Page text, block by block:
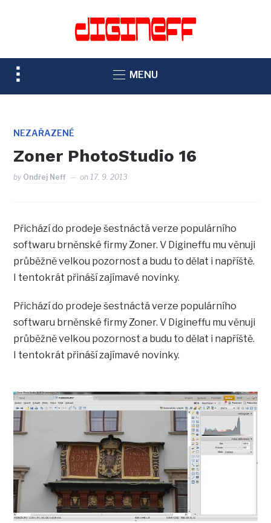
TOGGLE
SIDEBAR
NAVIGATION
MENU
NEZAŘAZENÉ
Zoner PhotoStudio 16
by Ondřej Neff on17. 9. 2013
Přichází do prodeje šestnáctá verze populárního
softwaru brněnské firmy Zoner. V Digineffu mu věnuji
průběžně velkou pozornost a budu to dělat i napříště.
I tentokrát přináší zajímavé novinky.
Přichází do prodeje šestnáctá verze populárního
softwaru brněnské firmy Zoner. V Digineffu mu věnuji
průběžně velkou pozornost a budu to dělat i napříště.
I tentokrát přináší zajímavé novinky.